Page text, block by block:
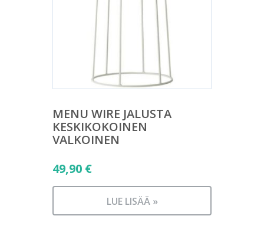
MENU WIRE JALUSTA
KESKIKOKOINEN
VALKOINEN
49,90 €
LUE LISÄÄ »